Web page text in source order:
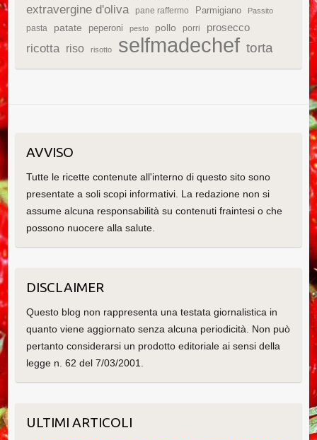
extravergine d'oliva
pane raffermo Parmigiano Passito
pasta patate peperoni pesto pollo porri prosecco
ricotta riso risotto selfmadechef torta
AVVISO
Tutte le ricette contenute all'interno di questo sito sono
presentate a soli scopi informativi. La redazione non si
assume alcuna responsabilità su contenuti fraintesi o che
possono nuocere alla salute.
DISCLAIMER
Questo blog non rappresenta una testata giornalistica in
quanto viene aggiornato senza alcuna periodicità. Non può
pertanto considerarsi un prodotto editoriale ai sensi della
legge n. 62 del 7/03/2001.
ULTIMI ARTICOLI